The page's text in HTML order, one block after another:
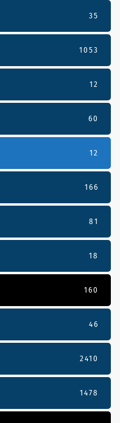
35
1053
12
60
12
166
81
18
160
46
2410
1478